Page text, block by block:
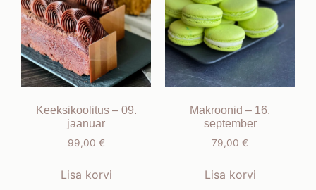
Keeksikoolitus – 09.
jaanuar
99,00 €
Lisa korvi
Makroonid – 16.
september
79,00 €
Lisa korvi